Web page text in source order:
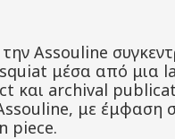
Assouline
μέσα από μια
και archival
με έμφαση
piece.